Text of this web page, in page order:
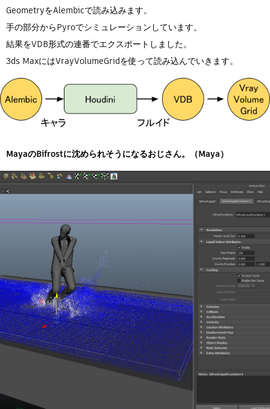
GeometryをAlembicで読み込みます。
手の部分からPyroでシミュレーションしています。
結果をVDB形式の連番でエクスポートしました。
3ds MaxにはVrayVolumeGridを使って読み込んでいきます。
MayaのBifrostに沈められそうになるおじさん。（Maya）